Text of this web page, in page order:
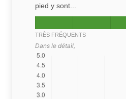
pied y sont...
TRÈS FRÉQUENTS
Dans le détail,